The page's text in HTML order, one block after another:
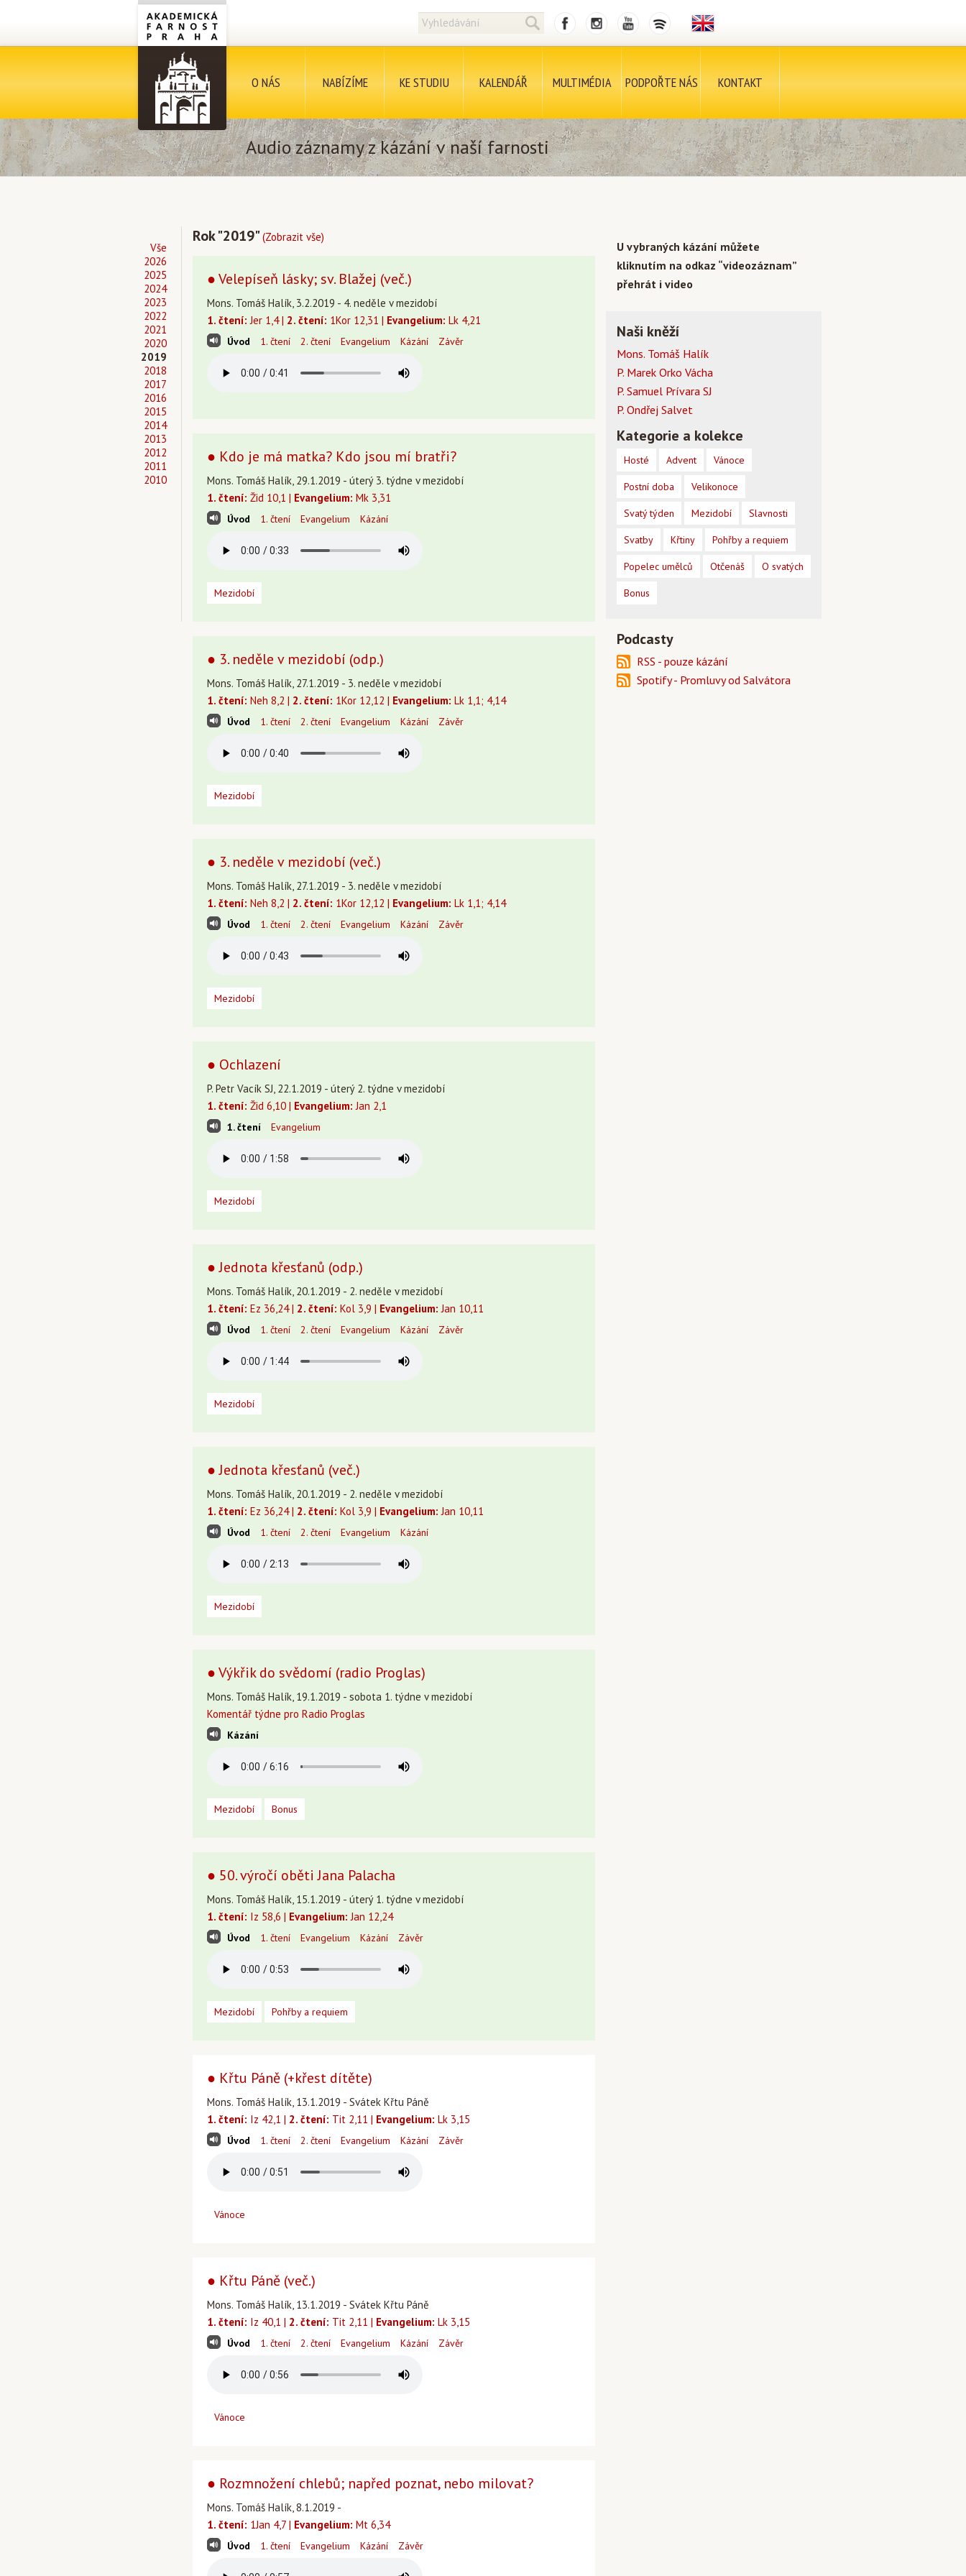
O NÁS NABÍZÍME KE STUDIU KALENDÁŘ MULTIMÉDIA PODPOŘTE NÁS KONTAKT
Audio záznamy z kázání v naší farnosti
Vše
2026
2025
2024
2023
2022
2021
2020
2019
2018
2017
2016
2015
2014
2013
2012
2011
2010
Rok "2019"(Zobrazit vše)
● Velepíseň lásky; sv. Blažej (več.)
Mons. Tomáš Halík, 3.2.2019 - 4. neděle v mezidobí
1. čtení: Jer 1,4 | 2. čtení: 1Kor 12,31 | Evangelium: Lk 4,21
Úvod 1. čtení 2. čtení Evangelium Kázání Závěr
● Kdo je má matka? Kdo jsou mí bratři?
Mons. Tomáš Halík, 29.1.2019 - úterý 3. týdne v mezidobí
1. čtení: Žid 10,1 | Evangelium: Mk 3,31
Úvod 1. čtení Evangelium Kázání
Mezidobí
● 3. neděle v mezidobí (odp.)
Mons. Tomáš Halík, 27.1.2019 - 3. neděle v mezidobí
1. čtení: Neh 8,2 | 2. čtení: 1Kor 12,12 | Evangelium: Lk 1,1; 4,14
Úvod 1. čtení 2. čtení Evangelium Kázání Závěr
Mezidobí
● 3. neděle v mezidobí (več.)
Mons. Tomáš Halík, 27.1.2019 - 3. neděle v mezidobí
1. čtení: Neh 8,2 | 2. čtení: 1Kor 12,12 | Evangelium: Lk 1,1; 4,14
Úvod 1. čtení 2. čtení Evangelium Kázání Závěr
Mezidobí
● Ochlazení
P. Petr Vacík SJ, 22.1.2019 - úterý 2. týdne v mezidobí
1. čtení: Žid 6,10 | Evangelium: Jan 2,1
1. čtení Evangelium
Mezidobí
● Jednota křesťanů (odp.)
Mons. Tomáš Halík, 20.1.2019 - 2. neděle v mezidobí
1. čtení: Ez 36,24 | 2. čtení: Kol 3,9 | Evangelium: Jan 10,11
Úvod 1. čtení 2. čtení Evangelium Kázání Závěr
Mezidobí
● Jednota křesťanů (več.)
Mons. Tomáš Halík, 20.1.2019 - 2. neděle v mezidobí
1. čtení: Ez 36,24 | 2. čtení: Kol 3,9 | Evangelium: Jan 10,11
Úvod 1. čtení 2. čtení Evangelium Kázání
Mezidobí
● Výkřik do svědomí (radio Proglas)
Mons. Tomáš Halík, 19.1.2019 - sobota 1. týdne v mezidobí
Komentář týdne pro Radio Proglas
Kázání
Mezidobí Bonus
● 50. výročí oběti Jana Palacha
Mons. Tomáš Halík, 15.1.2019 - úterý 1. týdne v mezidobí
1. čtení: Iz 58,6 | Evangelium: Jan 12,24
Úvod 1. čtení Evangelium Kázání Závěr
Mezidobí Pohřby a requiem
● Křtu Páně (+křest dítěte)
Mons. Tomáš Halík, 13.1.2019 - Svátek Křtu Páně
1. čtení: Iz 42,1 | 2. čtení: Tit 2,11 | Evangelium: Lk 3,15
Úvod 1. čtení 2. čtení Evangelium Kázání Závěr
Vánoce
● Křtu Páně (več.)
Mons. Tomáš Halík, 13.1.2019 - Svátek Křtu Páně
1. čtení: Iz 40,1 | 2. čtení: Tit 2,11 | Evangelium: Lk 3,15
Úvod 1. čtení 2. čtení Evangelium Kázání Závěr
Vánoce
● Rozmnožení chlebů; napřed poznat, nebo milovat?
Mons. Tomáš Halík, 8.1.2019 -
1. čtení: 1Jan 4,7 | Evangelium: Mt 6,34
Úvod 1. čtení Evangelium Kázání Závěr
U vybraných kázání můžete
kliknutím na odkaz “videozáznam”
přehrát i video
Naši kněží
Mons. Tomáš Halík
P. Marek Orko Vácha
P. Samuel Prívara SJ
P. Ondřej Salvet
Kategorie a kolekce
Hosté Advent Vánoce
Postní doba Velikonoce
Svatý týden Mezidobí Slavnosti
Svatby Křtiny Pohřby a requiem
Popelec umělců Otčenáš O svatých
Bonus
Podcasty
RSS - pouze kázání
Spotify - Promluvy od Salvátora